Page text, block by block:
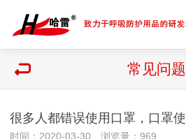
常见问题
时间：2020-03-30 浏览量：969